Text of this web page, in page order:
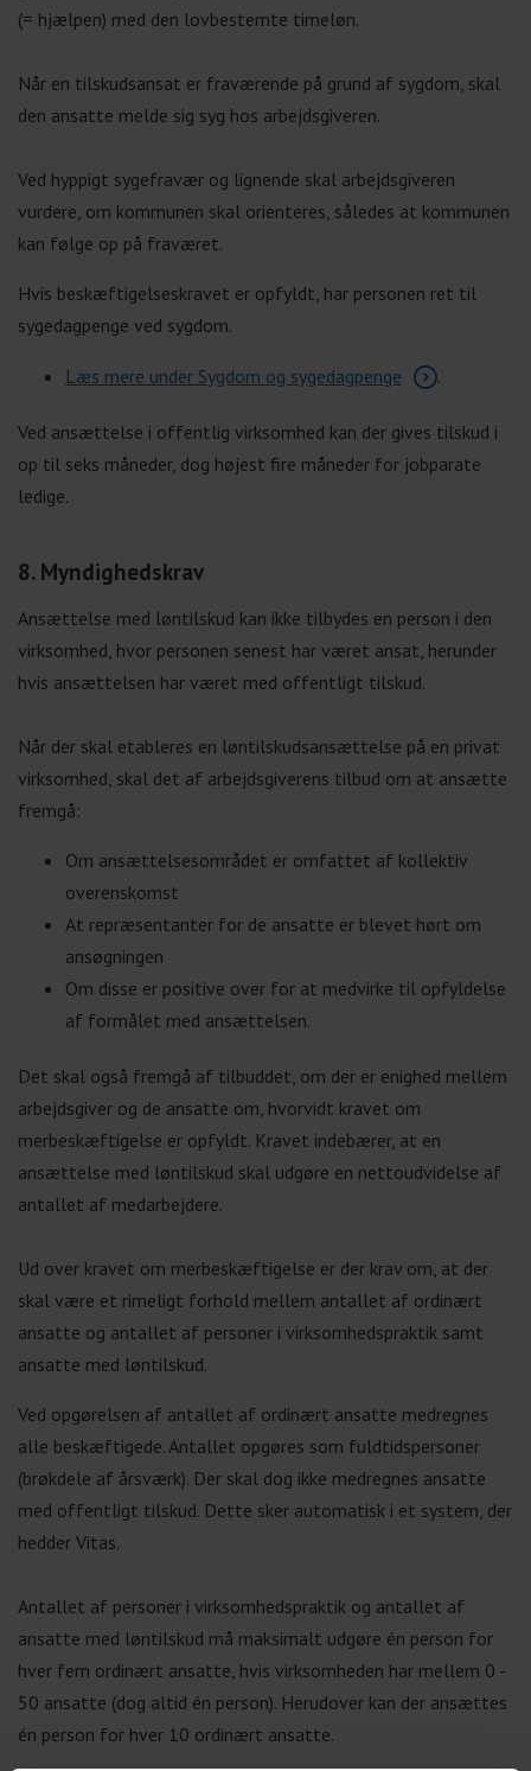
(= hjælpen) med den lovbestemte timeløn.
Når en tilskudsansat er fraværende på grund af sygdom, skal
den ansatte melde sig syg hos arbejdsgiveren.
Ved hyppigt sygefravær og lignende skal arbejdsgiveren
vurdere, om kommunen skal orienteres, således at kommunen
kan følge op på fraværet.
Hvis beskæftigelseskravet er opfyldt, har personen ret til
sygedagpenge ved sygdom.
Læs mere under Sygdom og sygedagpenge .
Ved ansættelse i offentlig virksomhed kan der gives tilskud i
op til seks måneder, dog højest fire måneder for jobparate
ledige.
8. Myndighedskrav
Ansættelse med løntilskud kan ikke tilbydes en person i den
virksomhed, hvor personen senest har været ansat, herunder
hvis ansættelsen har været med offentligt tilskud.
Når der skal etableres en løntilskudsansættelse på en privat
virksomhed, skal det af arbejdsgiverens tilbud om at ansætte
fremgå:
Om ansættelsesområdet er omfattet af kollektiv
overenskomst
At repræsentanter for de ansatte er blevet hørt om
ansøgningen
Om disse er positive over for at medvirke til opfyldelse
af formålet med ansættelsen.
Det skal også fremgå af tilbuddet, om der er enighed mellem
arbejdsgiver og de ansatte om, hvorvidt kravet om
merbeskæftigelse er opfyldt. Kravet indebærer, at en
ansættelse med løntilskud skal udgøre en nettoudvidelse af
antallet af medarbejdere.
Ud over kravet om merbeskæftigelse er der krav om, at der
skal være et rimeligt forhold mellem antallet af ordinært
ansatte og antallet af personer i virksomhedspraktik samt
ansatte med løntilskud.
Ved opgørelsen af antallet af ordinært ansatte medregnes
alle beskæftigede. Antallet opgøres som fuldtidspersoner
(brøkdele af årsværk). Der skal dog ikke medregnes ansatte
med offentligt tilskud. Dette sker automatisk i et system, der
hedder Vitas.
Antallet af personer i virksomhedspraktik og antallet af
ansatte med løntilskud må maksimalt udgøre én person for
hver fem ordinært ansatte, hvis virksomheden har mellem 0 -
50 ansatte (dog altid én person). Herudover kan der ansættes
én person for hver 10 ordinært ansatte.